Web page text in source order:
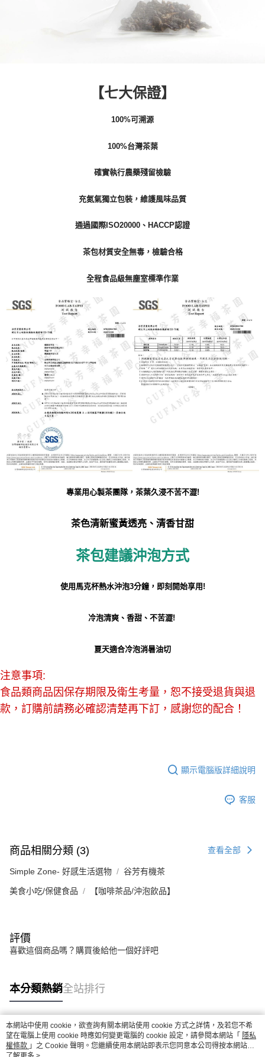
【七大保證】
100%可溯源
100%台灣茶葉
確實執行農藥殘留檢驗
充氮氣獨立包裝，維護風味品質
通過國際ISO20000、HACCP認證
茶包材質安全無毒，檢驗合格
全程食品級無塵室標準作業
專業用心製茶團隊，茶葉久浸不苦不澀!
茶色清新蜜黃透亮、清香甘甜
茶包建議沖泡方式
使用馬克杯熱水沖泡3分鐘，即刻開始享用!
冷泡清爽、香甜、不苦澀!
夏天適合冷泡消暑油切
注意事項:
食品類商品因保存期限及衛生考量，恕不接受退貨與退
款，訂購前請務必確認清楚再下訂，感謝您的配合！
顯示電腦版詳細說明
客服
商品相關分類 (3) 查看全部
Simple Zone- 好感生活選物 谷芳有機茶
美食小吃/保健食品 【咖啡茶品/沖泡飲品】
評價
喜歡這個商品嗎？購買後給他一個好評吧
本分類熱銷全站排行
熱門標籤
本網站中使用 cookie，欲查詢有關本網站使用 cookie 方式之詳情，及若您不希
望在電腦上使用 cookie 時應如何變更電腦的 cookie 設定，請參閱本網站「 隱私
權條款 」之 Cookie 聲明。您繼續使用本網站即表示您同意本公司得按本網站使